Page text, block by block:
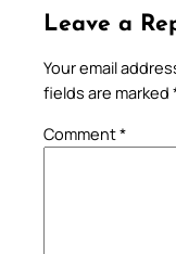
Leave a
Your email
fields are marked
Comment*